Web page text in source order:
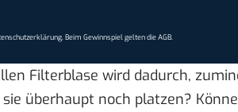
. Beim Gewinnspiel gelten dieAGB.
Filterblase wird dadurch,
überhaupt noch platzen?